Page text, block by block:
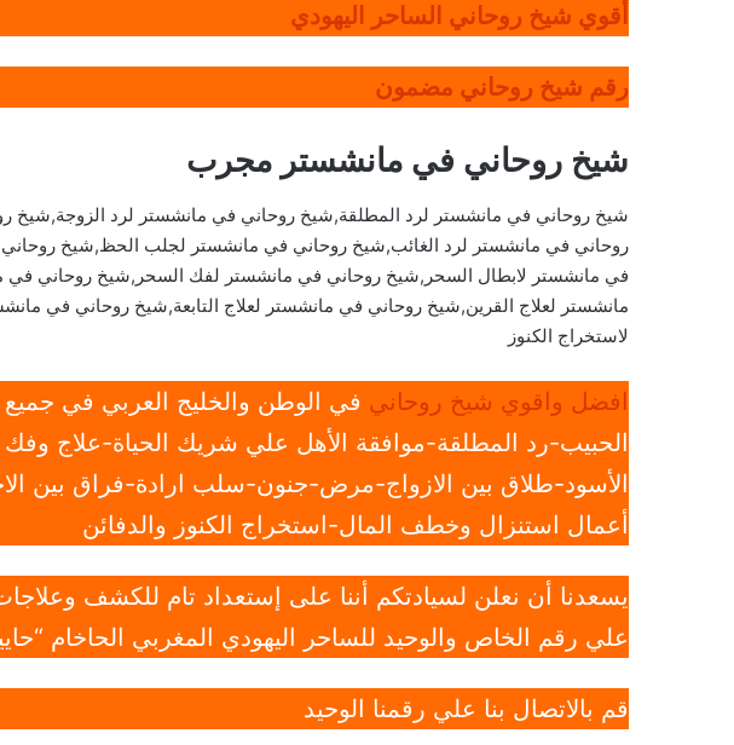
أقوي شيخ روحاني الساحر اليهودي
رقم شيخ روحاني مضمون
شيخ روحاني في مانشستر مجرب
شيخ روحاني في مانشستر لرد المطلقة,شيخ روحاني في مانشستر لرد الزوجة,شيخ
روحاني في مانشستر لرد الغائب,شيخ روحاني في مانشستر لجلب الحظ,شيخ
في مانشستر لابطال السحر,شيخ روحاني في مانشستر لفك السحر,شيخ روحاني في
مانشستر لعلاج القرين,شيخ روحاني في مانشستر لعلاج التابعة,شيخ روحاني في
لاستخراج الكنوز
افضل واقوي شيخ روحاني في الوطن والخليج العربي في جميع
الحبيب-رد المطلقة-موافقة الأهل علي شريك الحياة-علاج
الأسود-طلاق بين الازواج-مرض-جنون-سلب ارادة-فراق بين
أعمال استنزال وخطف المال-استخراج الكنوز والدفائن
يسعدنا أن نعلن لسيادتكم أننا على إستعداد تام للكشف
علي رقم الخاص والوحيد للساحر اليهودي المغربي الحاخام
قم بالاتصال بنا علي رقمنا الوحيد